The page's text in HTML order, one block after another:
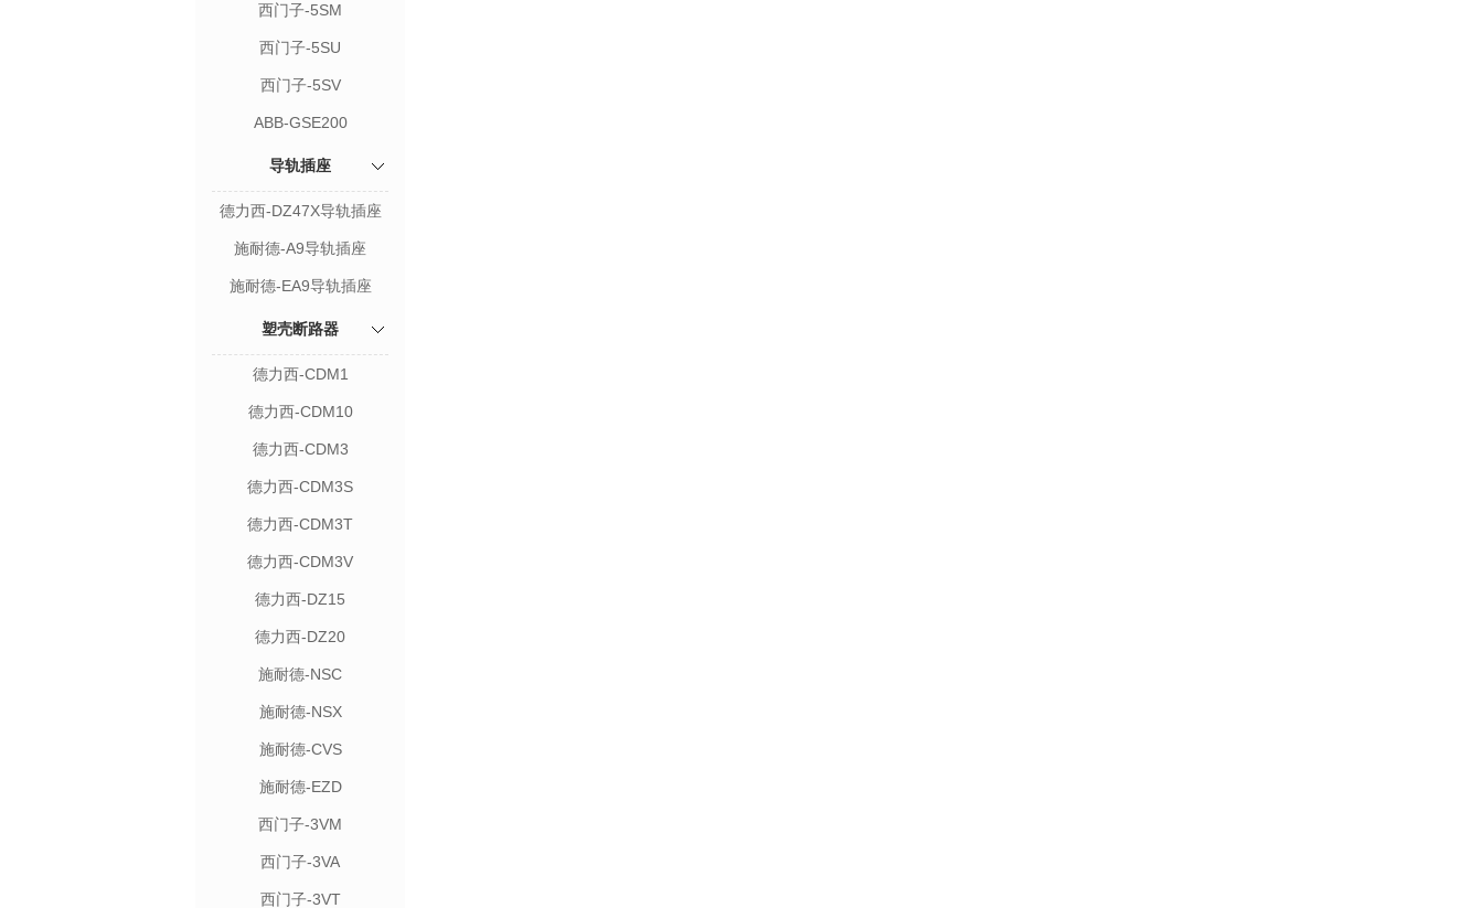
西门子-5SM
西门子-5SU
西门子-5SV
ABB-GSE200
导轨插座
德力西-DZ47X导轨插座
施耐德-A9导轨插座
施耐德-EA9导轨插座
塑壳断路器
德力西-CDM1
德力西-CDM10
德力西-CDM3
德力西-CDM3S
德力西-CDM3T
德力西-CDM3V
德力西-DZ15
德力西-DZ20
施耐德-NSC
施耐德-NSX
施耐德-CVS
施耐德-EZD
西门子-3VM
西门子-3VA
西门子-3VT